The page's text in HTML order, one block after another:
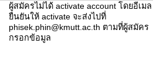
ผู้สมัครไม่ได้ activate account โดยอีเมล
ยืนยันให้ activate จะส่งไปที่
phisek.phin@kmutt.ac.th ตามที่ผู้สมัคร
กรอกข้อมูล